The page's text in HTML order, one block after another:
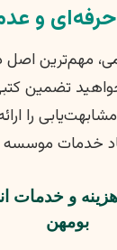
مهم‌ترین اصل
تضمین
را
خدمات
و خدمات
بومهن